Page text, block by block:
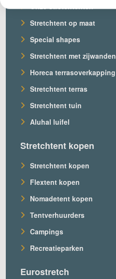
Onze stretchtenten
Stretchtent op maat
Special shapes
Stretchtent met zijwanden
Horeca terrasoverkapping
Stretchtent terras
Stretchtent tuin
Aluhal luifel
Stretchtent kopen
Stretchtent kopen
Flextent kopen
Nomadetent kopen
Tentverhuurders
Campings
Recreatieparken
Eurostretch